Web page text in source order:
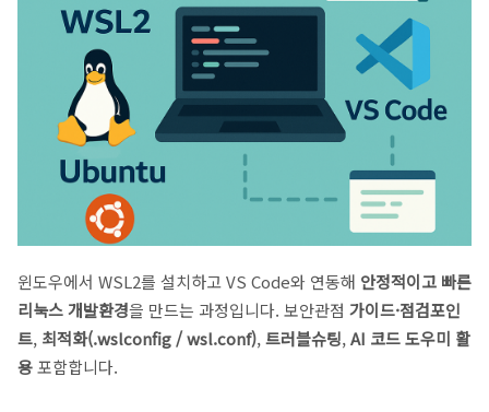
윈도우에서 WSL2를 설치하고 VS Code와 연동해 안정적이고 빠른
리눅스 개발환경을 만드는 과정입니다. 보안관점 가이드·점검포인
트, 최적화(.wslconfig / wsl.conf),트러블슈팅,AI 코드 도우미 활
용포함합니다.